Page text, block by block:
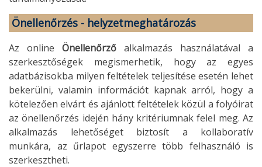
Önellenőrzés - helyzetmeghatározás
Az online Önellenőrző alkalmazás használatával a
szerkesztőségek megismerhetik, hogy az egyes
adatbázisokba milyen feltételek teljesítése esetén lehet
bekerülni, valamin információt kapnak arról, hogy a
kötelezően elvárt és ajánlott feltételek közül a folyóirat
az önellenőrzés idején hány kritériumnak felel meg. Az
alkalmazás lehetőséget biztosít a kollaboratív
munkára, az űrlapot egyszerre több felhasználó is
szerkesztheti.